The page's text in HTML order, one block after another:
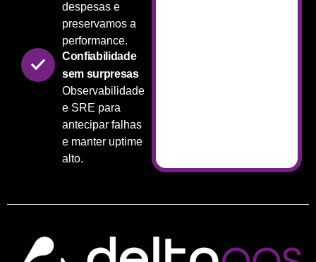
despesas e
preservamos a
performance.
Confiabilidade
sem surpresas
Observabilidade
e SRE para
antecipar falhas
e manter uptime
alto.